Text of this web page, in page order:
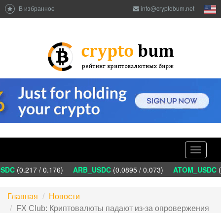
В избранное info@cryptobum.net
Toggle
(0.217 / 0.176) ARB_USDC(0.0895 / 0.073) ATOM_USDC
Главная
Новости
FX Club: Криптовалюты падают из-за опровержения